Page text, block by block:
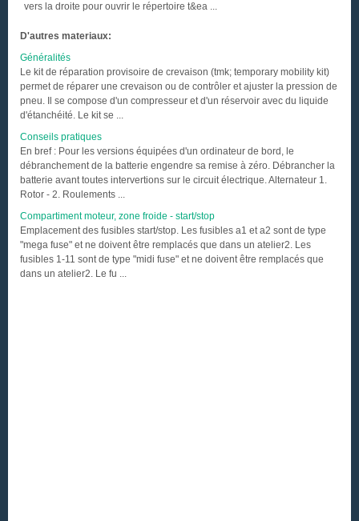
vers la droite pour ouvrir le répertoire t&ea ...
D'autres materiaux:
Généralités
Le kit de réparation provisoire de crevaison (tmk; temporary mobility kit)
permet de réparer une crevaison ou de contrôler et ajuster la pression de
pneu. Il se compose d'un compresseur et d'un réservoir avec du liquide
d'étanchéité. Le kit se ...
Conseils pratiques
En bref : Pour les versions équipées d'un ordinateur de bord, le
débranchement de la batterie engendre sa remise à zéro. Débrancher la
batterie avant toutes intervertions sur le circuit électrique. Alternateur 1.
Rotor - 2. Roulements ...
Compartiment moteur, zone froide - start/stop
Emplacement des fusibles start/stop. Les fusibles a1 et a2 sont de type
"mega fuse" et ne doivent être remplacés que dans un atelier2. Les
fusibles 1-11 sont de type "midi fuse" et ne doivent être remplacés que
dans un atelier2. Le fu ...